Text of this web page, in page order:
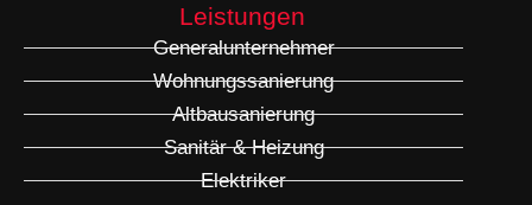
Leistungen
Generalunternehmer
Wohnungssanierung
Altbausanierung
Sanitär & Heizung
Elektriker